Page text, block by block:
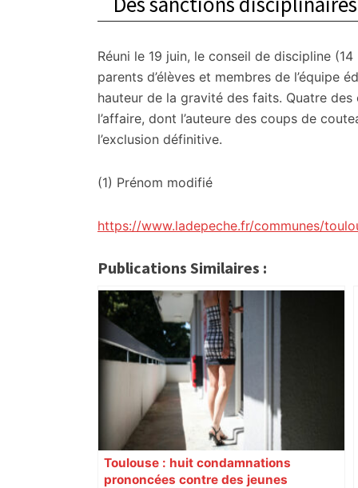
Réuni le 19 juin, le conseil de discipline
parents d’élèves et membres de l’équipe
hauteur de la gravité des faits. Quatre
l’affaire, dont l’auteure des coups de
l’exclusion définitive.
(1) Prénom modifié
https://www.ladepeche.fr/communes/
Publications Similaires :
Toulouse : huit condamnations
prononcées contre des jeunes